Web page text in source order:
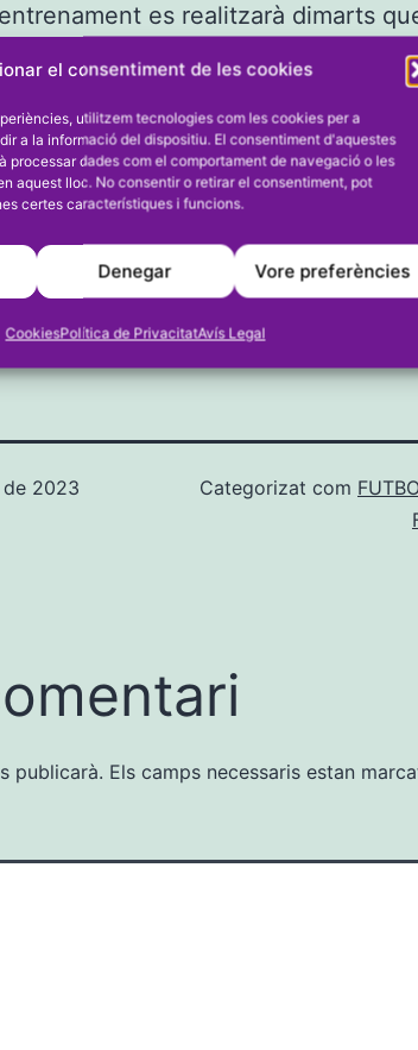
el consentiment de les cookies
utilitzem tecnologies com les cookies per a
a la informació del dispositiu. El consentiment d'aquestes
processar dades com el comportament de navegació o les
aquest lloc. No consentir o retirar el consentiment, pot
certes característiques i funcions.
Denegar Vore preferències
CookiesPolítica de PrivacitatAvís Legal
es realitzarà dimarts
Monleón a les 17.15 hores.
Sub 17 va disputar el dimarts un
la temporada, amb l’equip cadet
finalitzar amb empat a un gol, en
Valenciana Sub 17 amb els
de 2023
Categorizat com
publicarà. Els camps necessaris estan